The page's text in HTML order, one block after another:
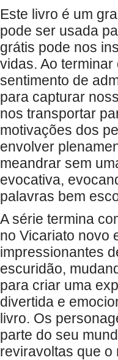
Este livro é um
pode ser usada
grátis pode nos
vidas. Ao
sentimento de
para capturar
nos transportar
motivações dos
envolver
meandrar sem
evocativa,
palavras bem
A série termina
no Vicariato novo
impressionantes
escuridão,
para criar uma
divertida e
livro. Os
parte do seu
reviravoltas que o